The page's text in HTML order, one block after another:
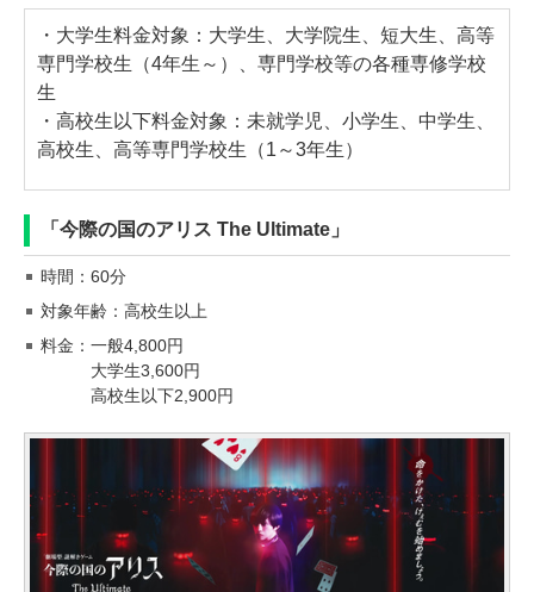
・大学生料金対象：大学生、大学院生、短大生、高等
専門学校生（4年生～）、専門学校等の各種専修学校
生
・高校生以下料金対象：未就学児、小学生、中学生、
高校生、高等専門学校生（1～3年生）
「今際の国のアリス The Ultimate」
時間：60分
対象年齢：高校生以上
料金：一般4,800円
大学生3,600円
高校生以下2,900円